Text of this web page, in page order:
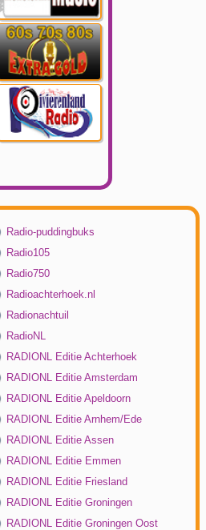
Radio-puddingbuks
Radio105
Radio750
Radioachterhoek.nl
Radionachtuil
RadioNL
RADIONL Editie Achterhoek
RADIONL Editie Amsterdam
RADIONL Editie Apeldoorn
RADIONL Editie Arnhem/Ede
RADIONL Editie Assen
RADIONL Editie Emmen
RADIONL Editie Friesland
RADIONL Editie Groningen
RADIONL Editie Groningen Oost